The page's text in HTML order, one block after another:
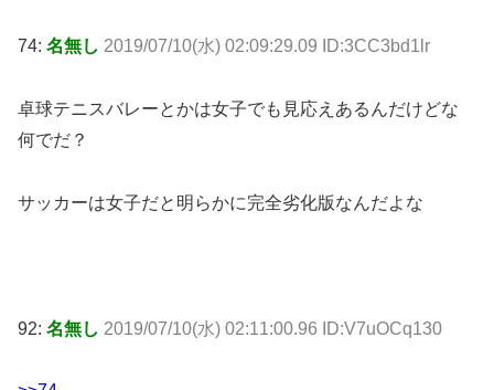
74: 名無し 2019/07/10(水) 02:09:29.09 ID:3CC3bd1lr
卓球テニスバレーとかは女子でも見応えあるんだけどな
何でだ？
サッカーは女子だと明らかに完全劣化版なんだよな
92: 名無し 2019/07/10(水) 02:11:00.96 ID:V7uOCq130